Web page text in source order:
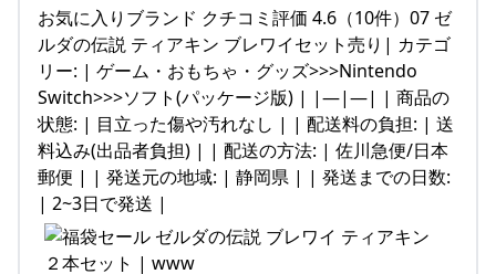
お気に入りブランド クチコミ評価 4.6（10件）07 ゼ
ルダの伝説 ティアキン ブレワイセット売り| カテゴ
リー: | ゲーム・おもちゃ・グッズ>>>Nintendo
Switch>>>ソフト(パッケージ版) | |—|—| | 商品の
状態: | 目立った傷や汚れなし | | 配送料の負担: | 送
料込み(出品者負担) | | 配送の方法: | 佐川急便/日本
郵便 | | 発送元の地域: | 静岡県 | | 発送までの日数:
| 2~3日で発送 |